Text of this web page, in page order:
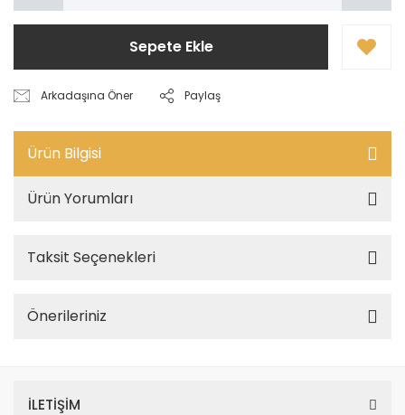
Sepete Ekle
Arkadaşına Öner Paylaş
Ürün Bilgisi
Ürün Yorumları
Taksit Seçenekleri
Önerileriniz
İLETİŞİM